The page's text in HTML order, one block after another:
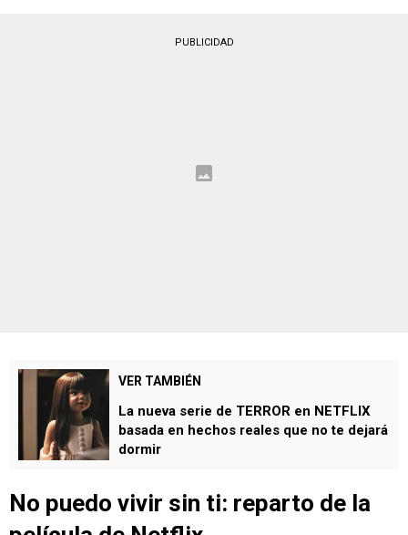
PUBLICIDAD
VER TAMBIÉN
La nueva serie de TERROR en NETFLIX
basada en hechos reales que no te dejará
dormir
No puedo vivir sin ti: reparto de la